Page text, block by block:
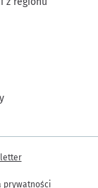
prywatności